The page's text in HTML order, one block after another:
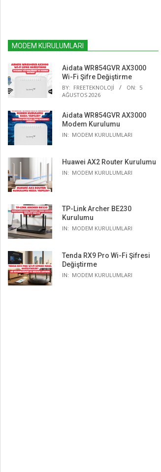
MODEM KURULUMLARI
Aidata WR854GVR AX3000
Wi-Fi Şifre Değiştirme
BY: FREETEKNOLOJI ON: 5
AĞUSTOS 2026
Aidata WR854GVR AX3000
Modem Kurulumu
IN: MODEM KURULUMLARI
Huawei AX2 Router Kurulumu
IN: MODEM KURULUMLARI
TP-Link Archer BE230
Kurulumu
IN: MODEM KURULUMLARI
Tenda RX9 Pro Wi-Fi Şifresi
Değiştirme
IN: MODEM KURULUMLARI